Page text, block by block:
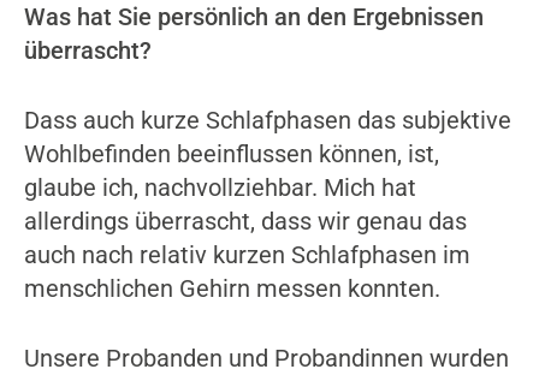
Was hat Sie persönlich an den Ergebnissen
überrascht?
Dass auch kurze Schlafphasen das subjektive
Wohlbefinden beeinflussen können, ist,
glaube ich, nachvollziehbar. Mich hat
allerdings überrascht, dass wir genau das
auch nach relativ kurzen Schlafphasen im
menschlichen Gehirn messen konnten.
Unsere Probanden und Probandinnen wurden